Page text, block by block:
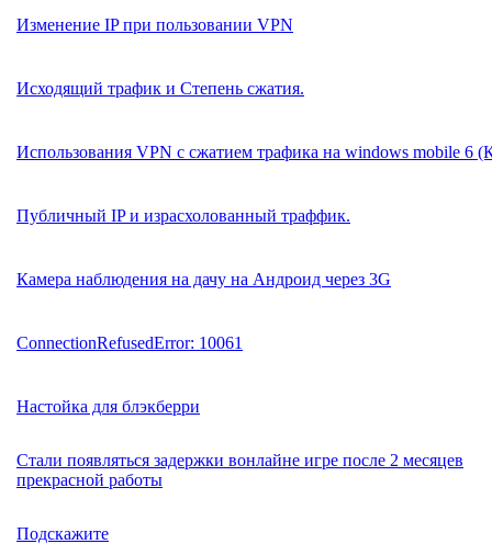
Изменение IP при пользовании VPN
Исходящий трафик и Степень сжатия.
Использования VPN с сжатием трафика на windows mobile 6
Публичный IP и израсхолованный траффик.
Камера наблюдения на дачу на Андроид через 3G
ConnectionRefusedError: 10061
Настойка для блэкберри
Стали появляться задержки вонлайне игре после 2 месяцев
прекрасной работы
Подскажите